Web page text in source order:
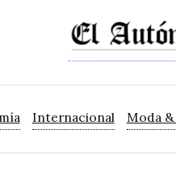
Internacional Moda